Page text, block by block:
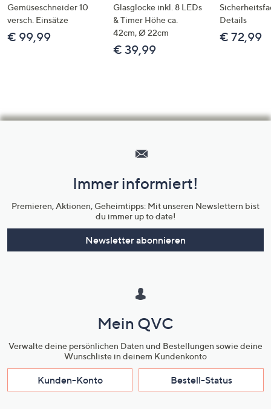
Gemüseschneider 10
versch. Einsätze
€ 99,99
Glasglocke inkl. 8 LEDs
& Timer Höhe ca.
42cm, Ø 22cm
€ 39,99
Details
€ 72,99
Unternehmensinformationen
Immer informiert!
Premieren, Aktionen, Geheimtipps: Mit unseren Newslettern bist
du immer up to date!
Newsletter abonnieren
Mein QVC
Verwalte deine persönlichen Daten und Bestellungen sowie deine
Wunschliste in deinem Kundenkonto
Kunden-Konto Bestell-Status